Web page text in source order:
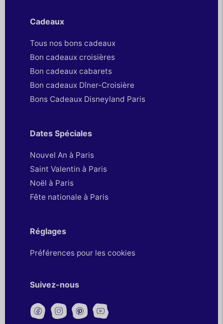
Cadeaux
Tous nos bons cadeaux
Bon cadeaux croisières
Bon cadeaux cabarets
Bon cadeaux Dîner-Croisière
Bons Cadeaux Disneyland Paris
Dates Spéciales
Nouvel An à Paris
Saint Valentin à Paris
Noël à Paris
Fête nationale à Paris
Réglages
Préférences pour les cookies
Suivez-nous